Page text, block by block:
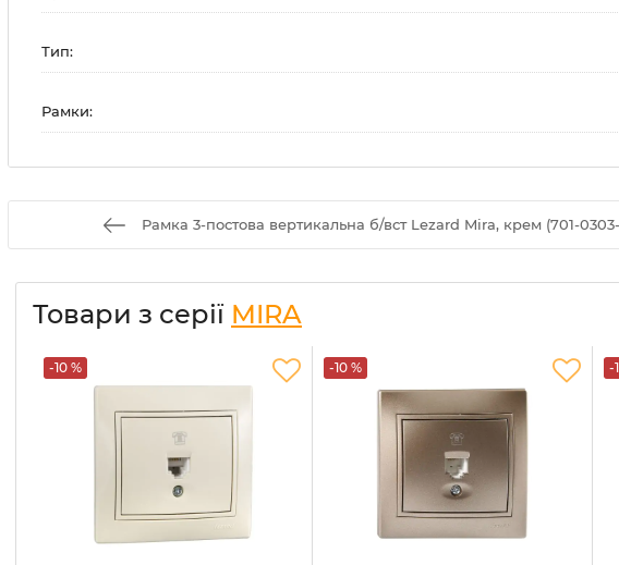
Тип:
Рамки:
Рамка 3-постова вертикальна б/вст Lezard Mira, крем (701-0303-
Товари з серії MIRA
-10 % -10 % -